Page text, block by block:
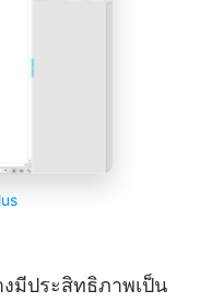
มีประสิทธิภาพเป็น